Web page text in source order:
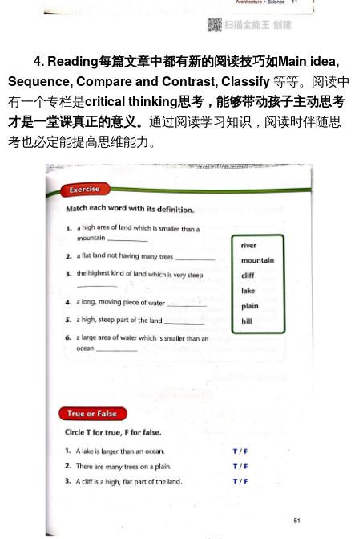
4. Reading每篇文章中都有新的阅读技巧如Main idea,
Sequence, Compare and Contrast, Classify等等。阅读中
有一个专栏是critical thinking思考，能够带动孩子主动思考
才是一堂课真正的意义。 通过阅读学习知识，阅读时伴随思
考也必定能提高思维能力。